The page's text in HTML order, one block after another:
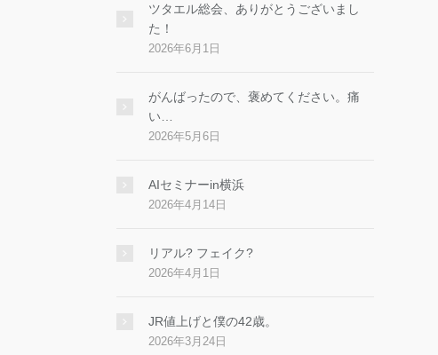
ツタエル総会、ありがとうございまし
た！
2026年6月1日
がんばったので、褒めてください。痛
い…
2026年5月6日
AIセミナーin横浜
2026年4月14日
リアル? フェイク?
2026年4月1日
JR値上げと僕の42歳。
2026年3月24日